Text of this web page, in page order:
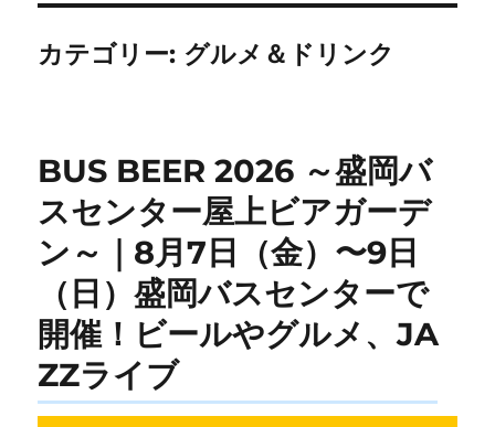
カテゴリー: グルメ＆ドリンク
BUS BEER 2026 ～盛岡バ
スセンター屋上ビアガーデ
ン～｜8月7日（金）〜9日
（日）盛岡バスセンターで
開催！ビールやグルメ、JA
ZZライブ